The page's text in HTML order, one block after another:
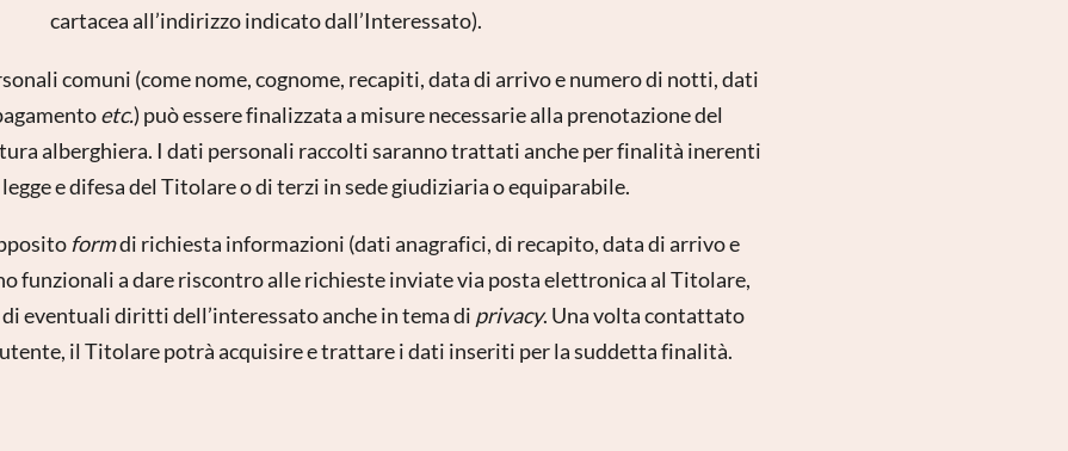
cartacea all’indirizzo indicato dall’Interessato).
comuni (come nome, cognome, recapiti, data di arrivo e numero di notti, dati
etc.) può essere finalizzata a misure necessarie alla prenotazione del
alberghiera. I dati personali raccolti saranno trattati anche per finalità inerenti
e difesa del Titolare o di terzi in sede giudiziaria o equiparabile.
formdi richiesta informazioni (dati anagrafici, di recapito, data di arrivo e
funzionali a dare riscontro alle richieste inviate via posta elettronica al Titolare,
di eventuali diritti dell’interessato anche in tema di privacy. Una volta contattato
il Titolare potrà acquisire e trattare i dati inseriti per la suddetta finalità.